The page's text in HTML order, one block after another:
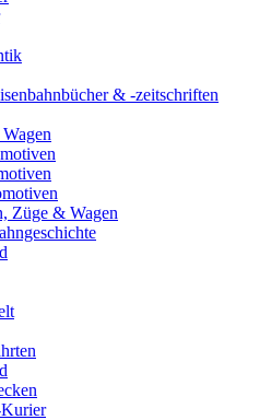
& -zeitschriften
Züge & Wagen